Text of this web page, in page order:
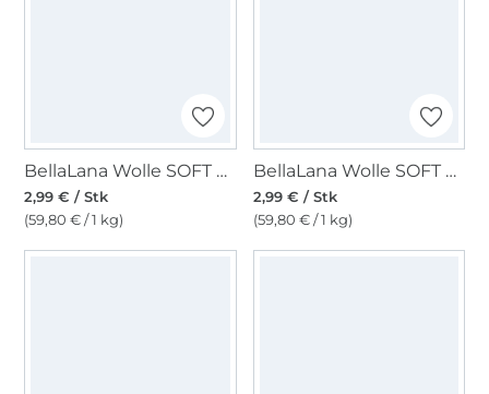
BellaLana Wolle SOFT 50gr. , blau
2,99 € / Stk
(59,80 € / 1 kg)
BellaLana Wolle SOFT 50gr. , wollweiß
2,99 € / Stk
(59,80 € / 1 kg)